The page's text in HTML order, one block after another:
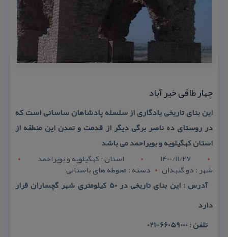
چهار طاقی خیر آباد
این بنای تاریخی یادگاری از سلسله پادشاهان ساسانی است كه
در روستای ده ناصر برگی دیگر از قدمت و تمدن این منطقه از
استان كهگیلویه و بویراحمد می باشد
1400/11/27
استان : کهگيلويه و بويراحمد
شهر : دو گنبدان
دسته : محوطه های باستانی
آدرس : این بنای تاریخی در ۵۰ كیلومتری شهر گچساران قرار
دارد
تلفن : 66059000-021